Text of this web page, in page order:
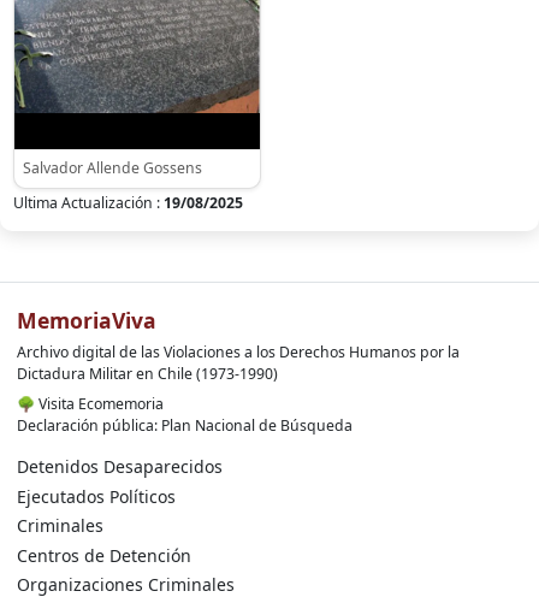
Salvador Allende Gossens
Ultima Actualización : 19/08/2025
MemoriaViva
Archivo digital de las Violaciones a los Derechos Humanos por la
Dictadura Militar en Chile (1973-1990)
🌳 Visita Ecomemoria
Declaración pública: Plan Nacional de Búsqueda
Detenidos Desaparecidos
Ejecutados Políticos
Criminales
Centros de Detención
Organizaciones Criminales